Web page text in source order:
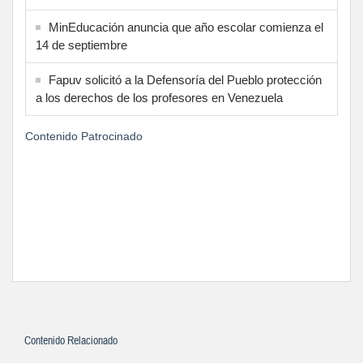
MinEducación anuncia que año escolar comienza el
14 de septiembre
Fapuv solicitó a la Defensoría del Pueblo protección
a los derechos de los profesores en Venezuela
Contenido Patrocinado
Contenido Relacionado